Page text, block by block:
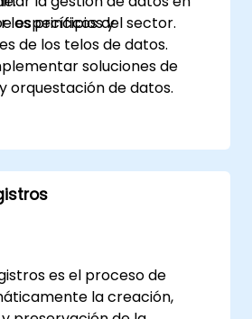
específicos del sector.
los principios y
de los telos de datos.
soluciones de
orquestación de datos.
de las plataformas de nube
de datos para respaldar
datos específicos del sector
día con las tendencias y
es el proceso de
la creación,